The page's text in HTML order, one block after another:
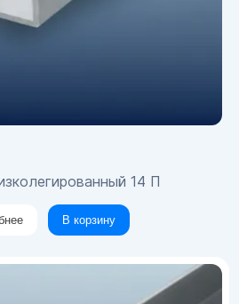
14 П
В корзину